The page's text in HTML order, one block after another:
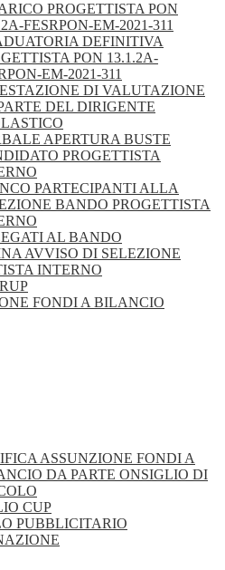
PROGETTISTA PON
FESRPON-EM-2021-311
DEFINITIVA
PON 13.1.2A-
EM-2021-311
DI VALUTAZIONE
DEL DIRIGENTE
APERTURA BUSTE
PROGETTISTA
PARTECIPANTI ALLA
BANDO PROGETTISTA
AL BANDO
AVVISO DI SELEZIONE
INTERNO
FONDI A BILANCIO
ASSUNZIONE FONDI A
DA PARTE ONSIGLIO DI
CUP
PUBBLICITARIO